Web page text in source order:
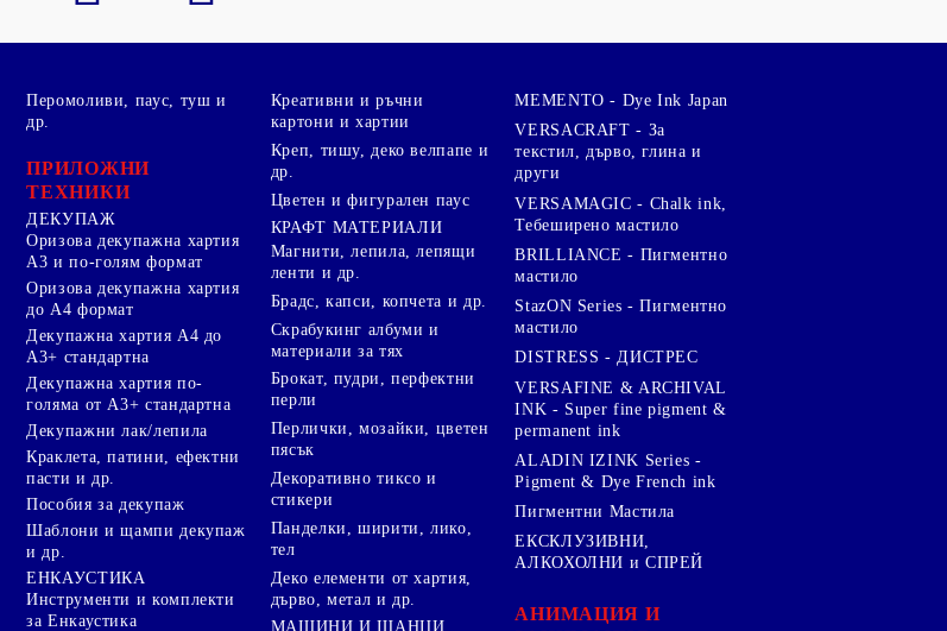
Перомоливи, паус, туш и
др.
ПРИЛОЖНИ
ТЕХНИКИ
ДЕКУПАЖ
Оризова декупажна хартия
А3 и по-голям формат
Оризова декупажна хартия
до А4 формат
Декупажна хартия А4 до
А3+ стандартна
Декупажна хартия по-
голяма от А3+ стандартна
Декупажни лак/лепила
Краклета, патини, ефектни
пасти и др.
Пособия за декупаж
Шаблони и щампи декупаж
и др.
ЕНКАУСТИКА
Инструменти и комплекти
за Енкаустика
Креативни и ръчни
картони и хартии
Креп, тишу, деко велпапе и
др.
Цветен и фигурален паус
КРАФТ МАТЕРИАЛИ
Магнити, лепила, лепящи
ленти и др.
Брадс, капси, копчета и др.
Скрабукинг албуми и
материали за тях
Брокат, пудри, перфектни
перли
Перлички, мозайки, цветен
пясък
Декоративно тиксо и
стикери
Панделки, ширити, лико,
тел
Деко елементи от хартия,
дърво, метал и др.
МАШИНИ И ЩАНЦИ
MEMENTO - Dye Ink Japan
VERSACRAFT - За
текстил, дърво, глина и
други
VERSAMAGIC - Chalk ink,
Тебеширено мастило
BRILLIANCE - Пигментно
мастило
StazON Series - Пигментно
мастило
DISTRESS - ДИСТРЕС
VERSAFINE & ARCHIVAL
INK - Super fine pigment &
permanent ink
ALADIN IZINK Series -
Pigment & Dye French ink
Пигментни Мастила
ЕКСКЛУЗИВНИ,
АЛКОХОЛНИ и СПРЕЙ
АНИМАЦИЯ И